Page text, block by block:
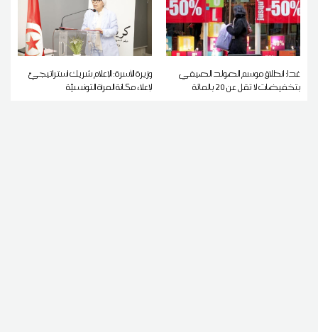
غدا: انطلاق موسم الصولد الصيفي
بتخفيضات لا تقل عن 20 بالمائة
وزيرة الأسرة: الإعلام شريك استراتيجيّ
لإعلاء مكانة المرأة التونسيّة